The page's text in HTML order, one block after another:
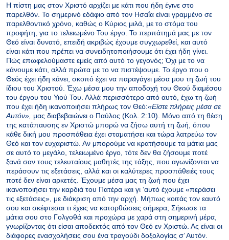
Η πίστη μας στον Χριστό αρχίζει με κάτι που ήδη έγινε στο
παρελθόν. Το σημερινό εδάφιο από τον Ησαΐα είναι γραμμένο σε
παρελθοντικό χρόνο, καθώς ο Κύριος μιλά, με το στόμα του
προφήτη, για το τελειωμένο Του έργο. Το περπάτημά μας με τον
Θεό είναι δυνατό, επειδή ακριβώς έχουμε συγχωρεθεί, και αυτό
είναι κάτι που πρέπει να συνειδητοποιήσουμε ότι έχει ήδη γίνει.
Πώς επωφελούμαστε εμείς από αυτό το γεγονός; Όχι με το να
κάνουμε κάτι, αλλά πρώτα με το να πιστέψουμε. Το έργο που ο
Θεός έχει ήδη κάνει, σκοπό έχει να παραγάγει μέσα μου τη ζωή του
ίδιου του Χριστού. Έχω μέσα μου την αποδοχή του Θεού διαμέσου
του έργου του Υιού Του. Αλλά περισσότερο από αυτό, έχω τη ζωή
που έχει ήδη ικανοποιήσει πλήρως τον Θεό:«Είστε πλήρεις μέσα σε
Αυτόν», μας διαβεβαιώνει ο Παύλος (Κολ. 2:10). Μόνο από τη θέση
της κατάπαυσης εν Χριστώ μπορώ να ζήσω αυτή τη ζωή, όπου
κάθε δική μου προσπάθεια έχει σταματήσει και τώρα λατρεύω τον
Θεό και τον ευχαριστώ. Αν μπορούμε να κρατήσουμε τα μάτια μας
σε αυτό το μεγάλο, τελειωμένο έργο, τότε δεν θα ζήσουμε ποτέ
ξανά σαν τους τελευταίους μαθητές της τάξης, που αγωνίζονται να
περάσουν τις εξετάσεις, αλλά και οι καλύτερες προσπάθειές τους
ποτέ δεν είναι αρκετές. Έχουμε μέσα μας τη ζωή που έχει
ικανοποιήσει την καρδιά του Πατέρα και γι ‘αυτό έχουμε «περάσει
τις εξετάσεις», με διάκριση από την αρχή. Μήπως κοιτάς τον εαυτό
σου και σκέφτεσαι τι έχεις να κατορθώσεις σήμερα; Σήκωσε τα
μάτια σου στο Γολγοθά και προχώρα με χαρά στη σημερινή μέρα,
γνωρίζοντας ότι είσαι αποδεκτός από τον Θεό εν Χριστώ. Ας είναι οι
διάφορες ενασχολήσεις σου ένα τραγούδι δοξολογίας σ’ Αυτόν.